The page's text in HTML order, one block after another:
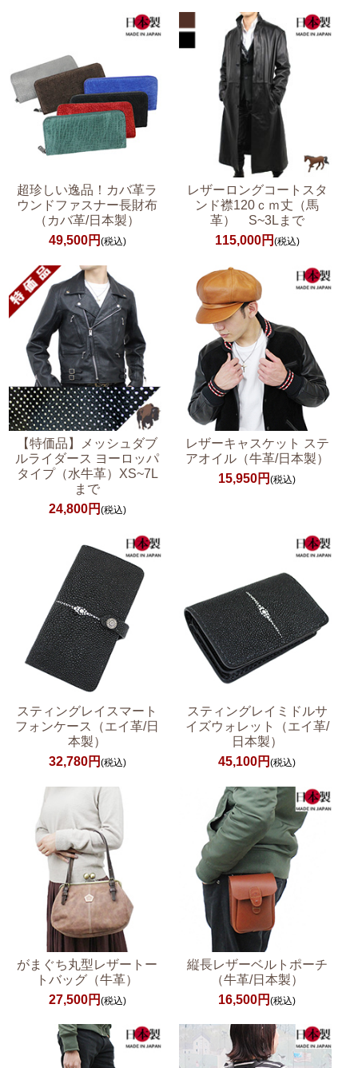
超珍しい逸品！カバ革ラ
ウンドファスナー長財布
（カバ革/日本製）
49,500円 (税込)
レザーロングコートスタ
ンド襟120ｃｍ丈（馬
革） S~3Lまで
115,000円 (税込)
【特価品】メッシュダブ
ルライダース ヨーロッパ
タイプ（水牛革）XS~7L
まで
24,800円 (税込)
レザーキャスケット ステ
アオイル（牛革/日本製）
15,950円(税込)
スティングレイスマート
フォンケース（エイ革/日
本製）
32,780円 (税込)
スティングレイミドルサ
イズウォレット（エイ革/
日本製）
45,100円(税込)
がまぐち丸型レザートー
トバッグ（牛革）
27,500円 (税込)
縦長レザーベルトポーチ
（牛革/日本製）
16,500円(税込)